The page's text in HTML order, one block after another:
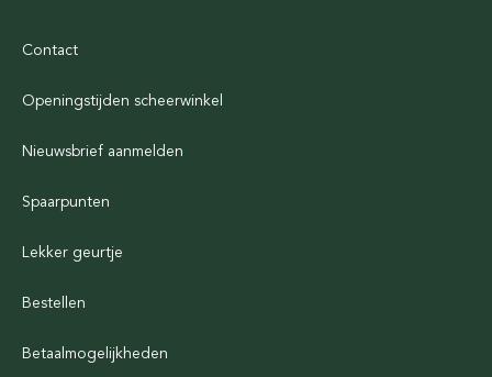
Contact
Openingstijden scheerwinkel
Nieuwsbrief aanmelden
Spaarpunten
Lekker geurtje
Bestellen
Betaalmogelijkheden